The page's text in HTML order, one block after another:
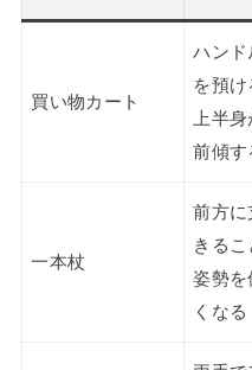
買い物カート
ハンド
を預
上半
前傾す
一本杖
前方に
きるこ
姿勢を
くなる